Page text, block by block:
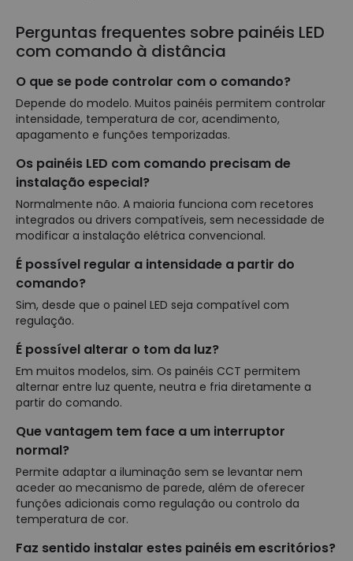
Perguntas frequentes sobre painéis LED
com comando à distância
O que se pode controlar com o comando?
Depende do modelo. Muitos painéis permitem controlar
intensidade, temperatura de cor, acendimento,
apagamento e funções temporizadas.
Os painéis LED com comando precisam de
instalação especial?
Normalmente não. A maioria funciona com recetores
integrados ou drivers compatíveis, sem necessidade de
modificar a instalação elétrica convencional.
É possível regular a intensidade a partir do
comando?
Sim, desde que o painel LED seja compatível com
regulação.
É possível alterar o tom da luz?
Em muitos modelos, sim. Os painéis CCT permitem
alternar entre luz quente, neutra e fria diretamente a
partir do comando.
Que vantagem tem face a um interruptor
normal?
Permite adaptar a iluminação sem se levantar nem
aceder ao mecanismo de parede, além de oferecer
funções adicionais como regulação ou controlo da
temperatura de cor.
Faz sentido instalar estes painéis em escritórios?